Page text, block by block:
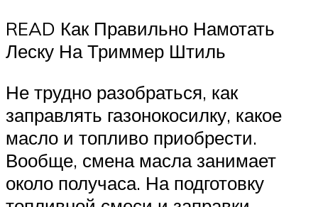
READ Как Правильно Намотать
Леску На Триммер Штиль
Не трудно разобраться, как
заправлять газонокосилку, какое
масло и топливо приобрести.
Вообще, смена масла занимает
около получаса. На подготовку